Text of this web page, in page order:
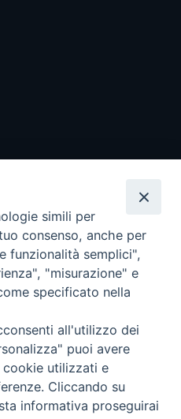
i diritti riservati - Vita
Torna
simili per
consenso, anche per
funzionalità semplici",
"misurazione" e
specificato nella
all'utilizzo dei
puoi avere
utilizzati e
Cliccando su
informativa proseguirai